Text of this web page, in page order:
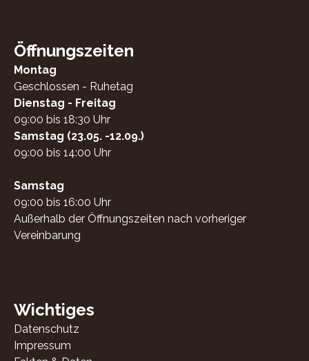
Öffnungszeiten
Montag
Geschlossen - Ruhetag
Dienstag - Freitag
09:00 bis 18:30 Uhr
Samstag (23.05. -12.09.)
09:00 bis 14:00 Uhr
Samstag
09:00 bis 16:00 Uhr
Außerhalb der Öffnungszeiten nach vorheriger
Vereinbarung
Wichtiges
Datenschutz
Impressum